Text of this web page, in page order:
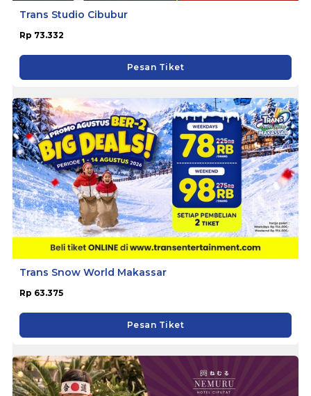
Trans Studio Cibubur
Rp 73.332
Pesan Tiket
Trans Snow World Makassar
Rp 63.375
Pesan Tiket